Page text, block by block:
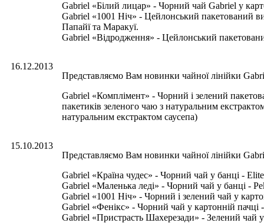
Gabriel «Білий лицар» - Чорний чай Gabriel у
Gabriel «1001 Ніч» - Цейлонський пакетований
Папайї та Маракуї.
Gabriel «Відродження» - Цейлонський
16.12.2013
Представляємо Вам новинки чайної лінійки
Gabriel «Комплімент» - Чорний і зелений
пакетиків зеленого чаю з натуральним
натуральним екстрактом саусепа)
15.10.2013
Представляємо Вам новинки чайної лінійки
Gabriel «Країна чудес» - Чорний чай у банці -
Gabriel «Маленька леді» - Чорний чай у банці -
Gabriel «1001 Ніч» - Чорний і зелений чай у
Gabriel «Фенікс» - Чорний чай у картонній
Gabriel «Пристрасть Шахерезади» - Зелений чай